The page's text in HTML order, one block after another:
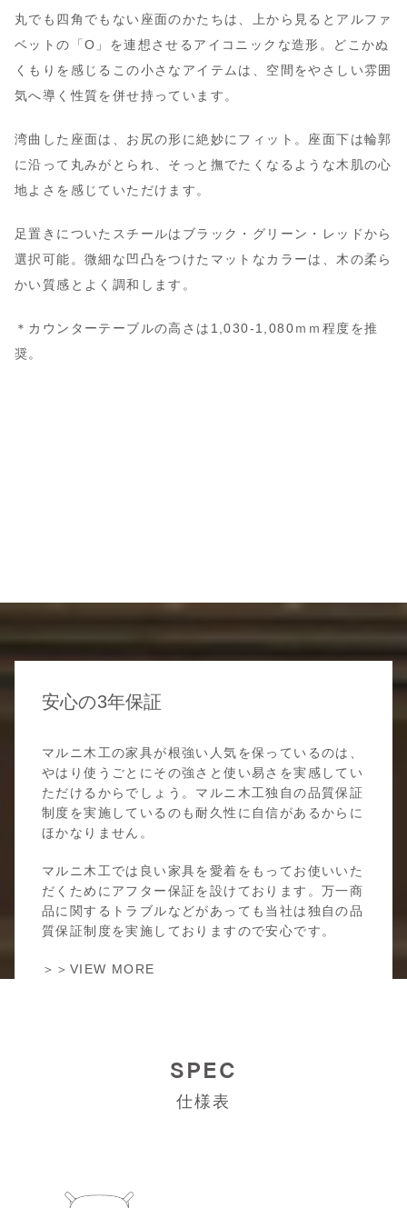
丸でも四角でもない座面のかたちは、上から見るとアルファ
ベットの「O」を連想させるアイコニックな造形。どこかぬ
くもりを感じるこの小さなアイテムは、空間をやさしい雰囲
気へ導く性質を併せ持っています。
湾曲した座面は、お尻の形に絶妙にフィット。座面下は輪郭
に沿って丸みがとられ、そっと撫でたくなるような木肌の心
地よさを感じていただけます。
足置きについたスチールはブラック・グリーン・レッドから
選択可能。微細な凹凸をつけたマットなカラーは、木の柔ら
かい質感とよく調和します。
＊カウンターテーブルの高さは1,030-1,080ｍｍ程度を推
奨。
安心の3年保証
マルニ木工の家具が根強い人気を保っているのは、
やはり使うごとにその強さと使い易さを実感してい
ただけるからでしょう。マルニ木工独自の品質保証
制度を実施しているのも耐久性に自信があるからに
ほかなりません。
マルニ木工では良い家具を愛着をもってお使いいた
だくためにアフター保証を設けております。万一商
品に関するトラブルなどがあっても当社は独自の品
質保証制度を実施しておりますので安心です。
＞＞VIEW MORE
SPEC
仕様表